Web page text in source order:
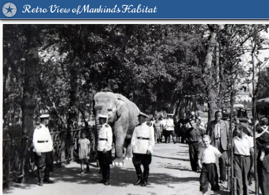
Retro View of Mankind's Habitat